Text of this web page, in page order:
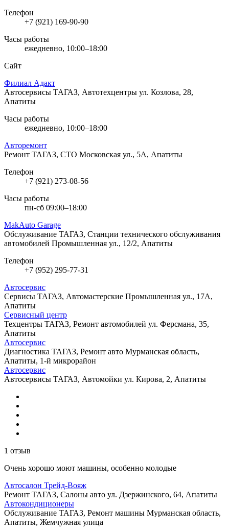
Телефон
+7 (921) 169-90-90
Часы работы
ежедневно, 10:00–18:00
Сайт
Филиал Адакт
Автосервисы ТАГАЗ, Автотехцентры ул. Козлова, 28,
Апатиты
Часы работы
ежедневно, 10:00–18:00
Авторемонт
Ремонт ТАГАЗ, СТО Московская ул., 5А, Апатиты
Телефон
+7 (921) 273-08-56
Часы работы
пн-сб 09:00–18:00
MakAuto Garage
Обслуживание ТАГАЗ, Станции технического обслуживания
автомобилей Промышленная ул., 12/2, Апатиты
Телефон
+7 (952) 295-77-31
Автосервис
Сервисы ТАГАЗ, Автомастерские Промышленная ул., 17А,
Апатиты
Сервисный центр
Техцентры ТАГАЗ, Ремонт автомобилей ул. Ферсмана, 35,
Апатиты
Автосервис
Диагностика ТАГАЗ, Ремонт авто Мурманская область,
Апатиты, 1-й микрорайон
Автосервис
Автосервисы ТАГАЗ, Автомойки ул. Кирова, 2, Апатиты
1 отзыв
Очень хорошо моют машины, особенно молодые
Автосалон Трейд-Вояж
Ремонт ТАГАЗ, Салоны авто ул. Дзержинского, 64, Апатиты
Автокондиционеры
Обслуживание ТАГАЗ, Ремонт машины Мурманская область,
Апатиты, Жемчужная улица